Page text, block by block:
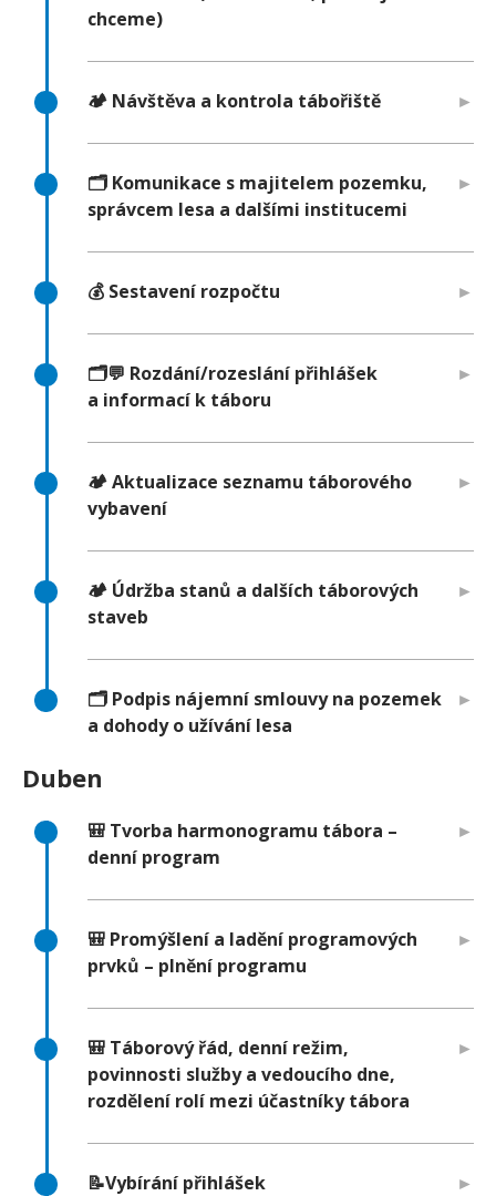
chceme)
🏕️ Návštěva a kontrola tábořiště
🗂️ Komunikace s majitelem pozemku,
správcem lesa a dalšími institucemi
💰 Sestavení rozpočtu
🗂️💬 Rozdání/rozeslání přihlášek
a informací k táboru
🏕️ Aktualizace seznamu táborového
vybavení
🏕️ Údržba stanů a dalších táborových
staveb
🗂️ Podpis nájemní smlouvy na pozemek
a dohody o užívání lesa
Duben
🎒 Tvorba harmonogramu tábora –
denní program
🎒 Promýšlení a ladění programových
prvků – plnění programu
🎒 Táborový řád, denní režim,
povinnosti služby a vedoucího dne,
rozdělení rolí mezi účastníky tábora
📝Vybírání přihlášek